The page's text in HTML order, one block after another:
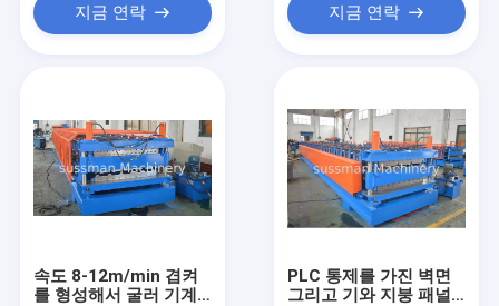
지금 연락 지금 연락
속도 8-12m/min 겹켜
를 형성해서 굴러 기계
PLC 통제를 가진 벽면
그리고 기와 지붕 패널